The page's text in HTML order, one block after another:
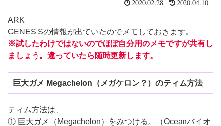
2020.02.28 2020.04.10
ARK
GENESISの情報が出ていたのでメモしておきます。
※試したわけではないのでほぼ自分用のメモですが共有し
ましょう。違っていたら随時更新します。
巨大ガメ Megachelon（メガケロン？）のティム方法
ティム方法は、
① 巨大ガメ（Megachelon）をみつける。（Oceanバイオ